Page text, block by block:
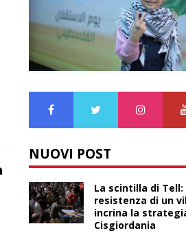
NUOVI POST
La scintilla di Tell:
resistenza di un
incrina la
Cisgiordania